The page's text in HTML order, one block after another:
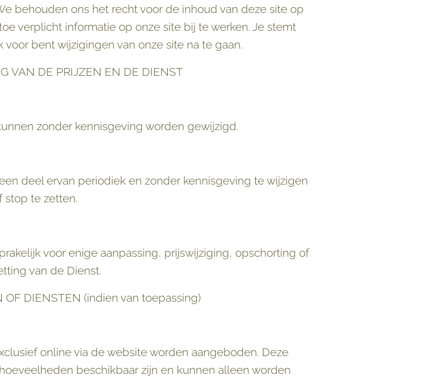
behouden ons het recht voor de inhoud van deze site op
verplicht informatie op onze site bij te werken. Je stemt
bent wijzigingen van onze site na te gaan.
VAN DE PRIJZEN EN DE DIENST
zonder kennisgeving worden gewijzigd.
deel ervan periodiek en zonder kennisgeving te wijzigen
stop te zetten.
voor enige aanpassing, prijswijziging, opschorting of
van de Dienst.
OF DIENSTEN (indien van toepassing)
online via de website worden aangeboden. Deze
beschikbaar zijn en kunnen alleen worden